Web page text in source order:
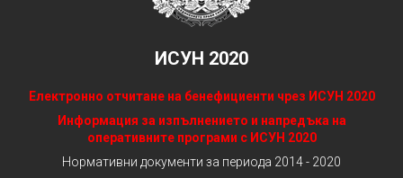
ИСУН 2020
Електронно отчитане на бенефициенти чрез ИСУН 2020
Информация за изпълнението и напредъка на
оперативните програми с ИСУН 2020
Нормативни документи за периода 2014 - 2020